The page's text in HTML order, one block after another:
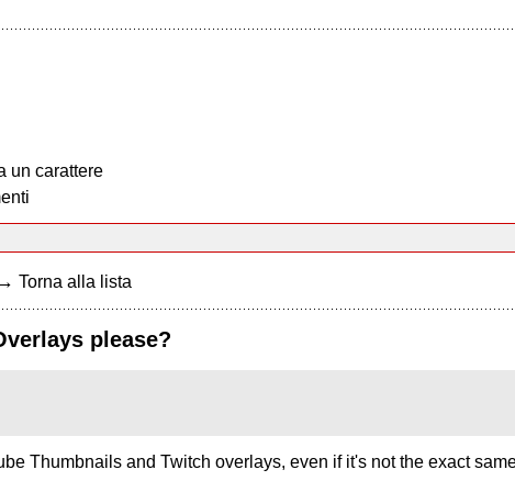
un carattere
Torna alla lista
please?
Thumbnails and Twitch overlays, even if it's not the exact